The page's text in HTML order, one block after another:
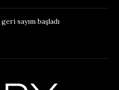
sayım başladı